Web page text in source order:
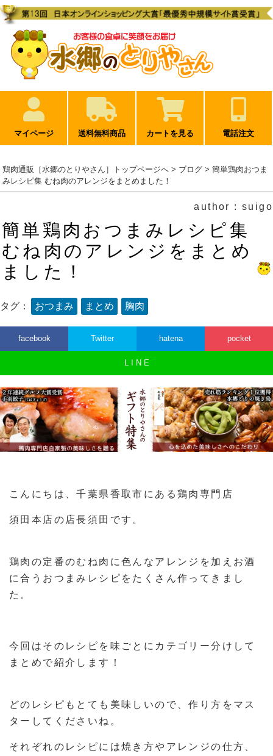
マイページ 送料無料商品 カートを見る 電話注文
鶏肉通販［水郷のとりやさん］トップページへ > ブログ > 簡単鶏肉おつま
みレシピ集 むね肉のアレンジをまとめました！
author : suigo
簡単鶏肉おつまみレシピ集
むね肉のアレンジをまとめ
ました！
タグ： おつまみ まとめ 胸肉
facebook Twitter hatena pocket
L I N E
こんにちは、千葉県香取市にある鶏肉専門店
須田本店の店長須田です。
鶏肉の定番のむね肉に色んなアレンジを加えお酒
に合うおつまみレシピをたくさん作ってきまし
た。
今回はそのレシピを味ごとにカテゴリー分けして
まとめで紹介します！
どのレシピもとても美味しいので、作り方をマス
ターしてくださいね。
それぞれのレシピには焼き方やアレンジの仕方、